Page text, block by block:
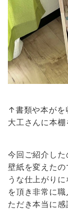
↑書類や本がを
大工さんに本棚
今回ご紹介した
壁紙を変えた
うな仕上がり
を頂き非常に
ただき本当に感